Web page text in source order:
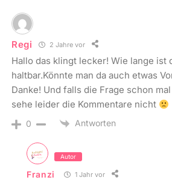
Regi 2 Jahre vor
Hallo das klingt lecker! Wie lange ist
haltbar.Könnte man da auch etwas
Danke! Und falls die Frage schon
sehe leider die Kommentare nicht
0 Antworten
Autor
Franzi 1 Jahr vor